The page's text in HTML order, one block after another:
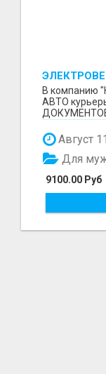
ВЕЛО,
В компанию
АВТО
Август
9100.00 Руб
Для